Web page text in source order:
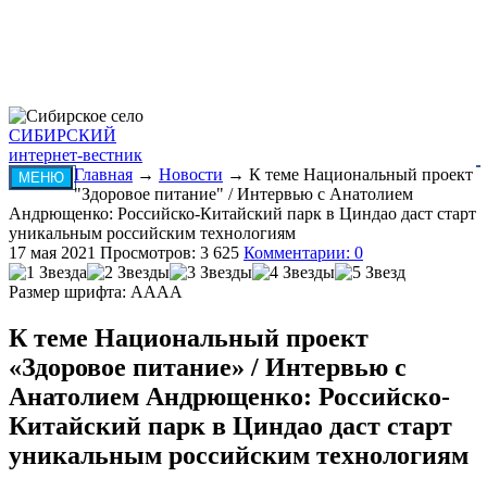
СИБИРСКИЙ
интернет-вестник
МЕНЮ Главная → Новости → К теме Национальный проект
"Здоровое питание" / Интервью с Анатолием
Андрющенко: Российско-Китайский парк в Циндао даст старт
уникальным российским технологиям
17 мая 2021 Просмотров: 3 625 Комментарии: 0
Размер шрифта: AAAA
К теме Национальный проект
«Здоровое питание» / Интервью с
Анатолием Андрющенко: Российско-
Китайский парк в Циндао даст старт
уникальным российским технологиям